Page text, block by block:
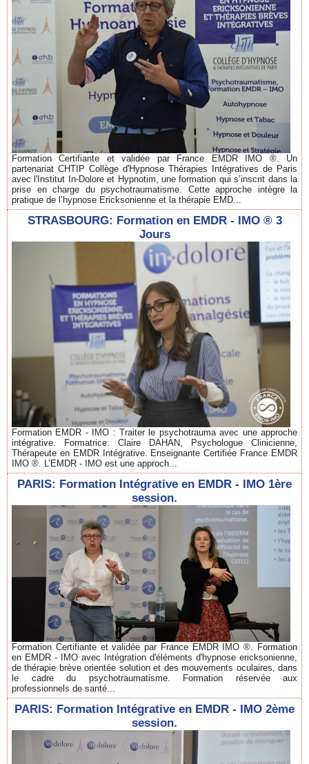
Formation Certifiante et validée par France EMDR IMO ®. Un
partenariat CHTIP Collège d'Hypnose Thérapies Intégratives de Paris
avec l'Institut In-Dolore et Hypnotim, une formation qui s’inscrit dans la
prise en charge du psychotraumatisme. Cette approche intègre la
pratique de l’hypnose Ericksonienne et la thérapie EMD...
STRASBOURG: Formation en EMDR - IMO ® 3
Jours
Formation EMDR - IMO : Traiter le psychotrauma avec une approche
intégrative. Formatrice: Claire DAHAN, Psychologue Clinicienne,
Thérapeute en EMDR Intégrative. Enseignante Certifiée France EMDR
IMO ®. L’EMDR - IMO est une approch...
PARIS: Formation Intégrative en EMDR - IMO 1ère
session.
Formation Certifiante et validée par France EMDR IMO ®. Formation
en EMDR - IMO avec Intégration d'éléments d'hypnose ericksonienne,
de thérapie brève orientée solution et des mouvements oculaires, dans
le cadre du psychotraumatisme. Formation réservée aux
professionnels de santé...
PARIS: Formation Intégrative en EMDR - IMO 2ème
session.